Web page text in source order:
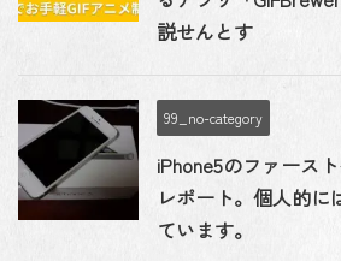
説せんとす
99_no-category
iPhone5のファース
レポート。個人的に
ています。